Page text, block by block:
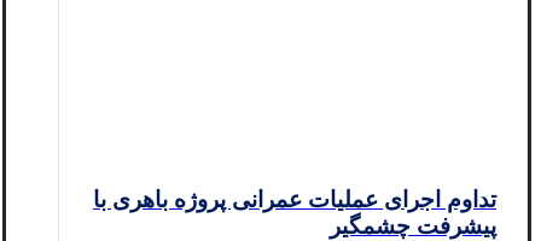
تداوم اجرای عملیات عمرانی پروژه باهری با
پیشرفت چشمگیر